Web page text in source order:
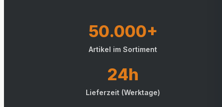
50.000+
Artikel im Sortiment
24h
Lieferzeit (Werktage)